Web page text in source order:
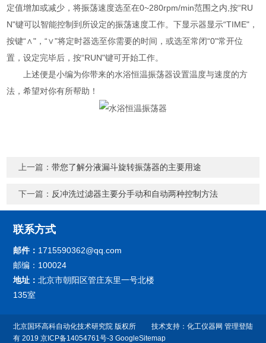
定值增加或减少，将振荡速度选至在0~280rpm/min范围之内,按“RU
N"键可以智能控制到所设定的振荡速度工作。下显示器显示“TIME"，
按键“∧"，“∨"将定时器选至你需要的时间，或选至常闭“0"常开位
置，设定完毕后，按“RUN"键可开始工作。
上述便是小编为你带来的水浴恒温振荡器设置温度与速度的方
法，希望对你有所帮助！
上一篇：带您了解分液漏斗旋转振荡器的主要用途
下一篇： 反冲洗过滤器主要分手动和自动两种控制方法
联系方式
邮件： 1715590362@qq.com
邮编：100024
地址：北京市朝阳区管庄东里一号北楼
135室
技术支持： 化工仪器网 管理登陆
北京国环高科自动化技术研究院 版权所
有 2019京ICP备14054761号-3 GoogleSitemap